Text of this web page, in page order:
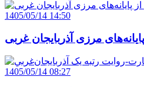
1405/05/14 14:50
1405/05/14 08:27